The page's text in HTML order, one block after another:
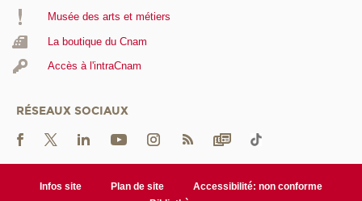
Musée des arts et métiers
La boutique du Cnam
Accès à l'intraCnam
RÉSEAUX SOCIAUX
Infos site Plan de site
Accessibilité: non conforme